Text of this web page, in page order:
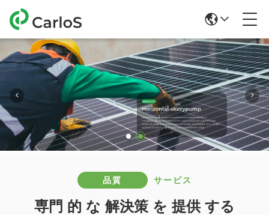
品質 サービス
専門 的 な 解決策 を 提供 する